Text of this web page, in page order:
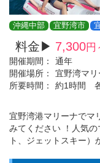
沖縄中部 宜野湾市
料金▶ 7,300円
開催期間：
通年
開催場所：
宜野湾マリ
所要時間：
約1時間
宜野湾港マリーナでマ
みてください ！人気
ト、ジェットスキー